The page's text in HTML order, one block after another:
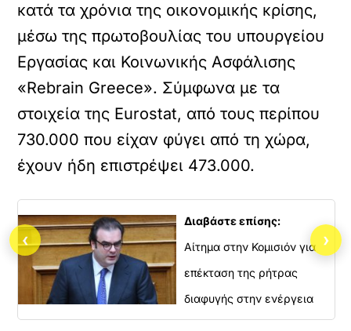
κατά τα χρόνια της οικονομικής κρίσης,
μέσω της πρωτοβουλίας του υπουργείου
Εργασίας και Κοινωνικής Ασφάλισης
«Rebrain Greece». Σύμφωνα με τα
στοιχεία της Eurostat, από τους περίπου
730.000 που είχαν φύγει από τη χώρα,
έχουν ήδη επιστρέψει 473.000.
Διαβάστε επίσης:
Αίτημα στην Κομισιόν για
επέκταση της ρήτρας
διαφυγής στην ενέργεια
‹ ›